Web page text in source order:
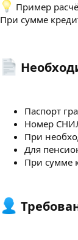
Пример
При сумме
Паспорт
Номер
При
Для
При сумме